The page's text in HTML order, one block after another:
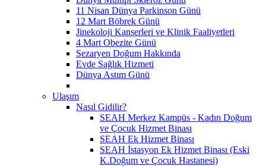
11 Nisan Dünya Parkinson Günü
12 Mart Böbrek Günü
Jinekoloji Kanserleri ve Klinik Faaliyetleri
4 Mart Obezite Günü
Sezaryen Doğum Hakkında
Evde Sağlık Hizmeti
Dünya Astım Günü
Ulaşım
Nasıl Gidilir?
SEAH Merkez Kampüs - Kadın Doğum
ve Çocuk Hizmet Binası
SEAH Ek Hizmet Binası
SEAH İstasyon Ek Hizmet Binası (Eski
K.Doğum ve Çocuk Hastanesi)